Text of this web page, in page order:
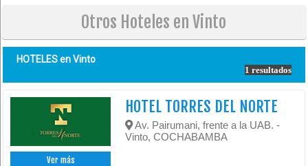
Otros Hoteles en Vinto
HOTELES enVinto
1 resultados
Ver más
HOTEL TORRES DEL NORTE
Av. Pairumani, frente a la UAB. -
Vinto, COCHABAMBA